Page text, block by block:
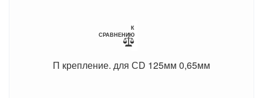
К
СРАВНЕНИЮ
П крепление. для СD 125мм 0,65мм